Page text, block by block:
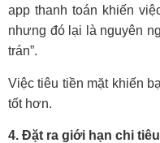
app thanh toán khiến
nhưng đó lại là nguyên
trán”.
Việc tiêu tiền mặt khiến
tốt hơn.
4. Đặt ra giới hạn chi tiêu